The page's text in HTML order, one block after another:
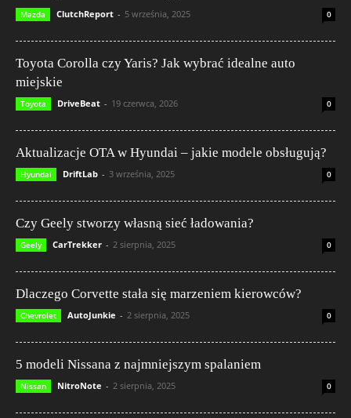
Mazda ClutchReport - 5 września, 2025 0
Toyota Corolla czy Yaris? Jak wybrać idealne auto
miejskie
Toyota DriveBeat - 19 czerwca, 2026 0
Aktualizacje OTA w Hyundai – jakie modele obsługują?
Hyundai DriftLab - 3 września, 2025 0
Czy Geely stworzy własną sieć ładowania?
Geely CarTrekker - 2 sierpnia, 2025 0
Dlaczego Corvette stała się marzeniem kierowców?
Chevrolet AutoJunkie - 2 sierpnia, 2025 0
5 modeli Nissana z najmniejszym spalaniem
Nissan NitroNote - 2 sierpnia, 2025 0